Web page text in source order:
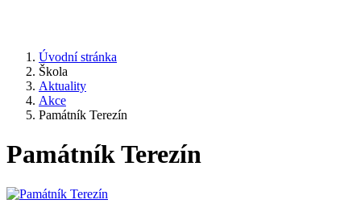
Úvodní stránka
Škola
Aktuality
Akce
Památník Terezín
Památník Terezín